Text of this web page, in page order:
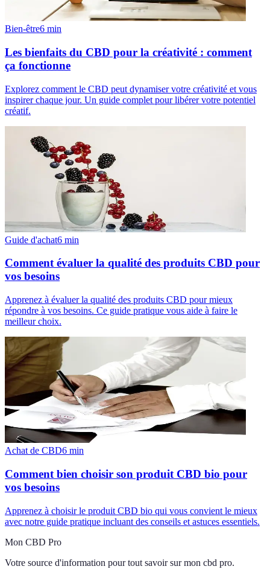
Bien-être6 min
Les bienfaits du CBD pour la créativité : comment
ça fonctionne
Explorez comment le CBD peut dynamiser votre créativité et vous
inspirer chaque jour. Un guide complet pour libérer votre potentiel
créatif.
Guide d'achat6 min
Comment évaluer la qualité des produits CBD pour
vos besoins
Apprenez à évaluer la qualité des produits CBD pour mieux
répondre à vos besoins. Ce guide pratique vous aide à faire le
meilleur choix.
Achat de CBD6 min
Comment bien choisir son produit CBD bio pour
vos besoins
Apprenez à choisir le produit CBD bio qui vous convient le mieux
avec notre guide pratique incluant des conseils et astuces essentiels.
Mon CBD Pro
Votre source d'information pour tout savoir sur mon cbd pro.